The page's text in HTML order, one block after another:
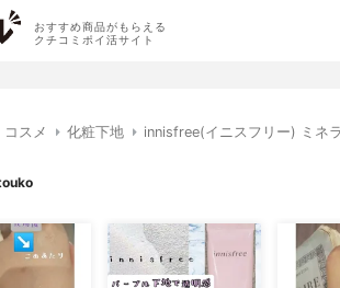
おすすめ商品がもらえる
クチコミポイ活サイト
コスメ 化粧下地 innisfree(イニスフリー) ミネ